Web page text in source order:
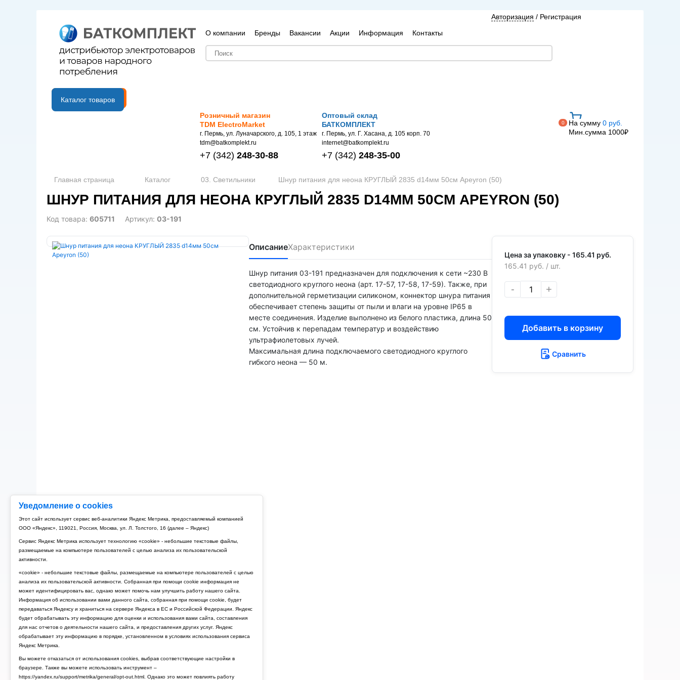
Уведомление о cookies
Этот сайт использует сервис веб-аналитики Яндекс Метрика, предоставляемый компанией
ООО «Яндекс», 119021, Россия, Москва, ул. Л. Толстого, 16 (далее – Яндекс)
Сервис Яндекс Метрика использует технологию «cookie» - небольшие текстовые файлы,
размещаемые на компьютере пользователей с целью анализа их пользовательской
активности.
«cookie» - небольшие текстовые файлы, размещаемые на компьютере пользователей с целью
анализа их пользовательской активности. Собранная при помощи cookie информация не
может идентифицировать вас, однако может помочь нам улучшить работу нашего сайта.
Информация об использовании вами данного сайта, собранная при помощи cookie, будет
передаваться Яндексу и храниться на сервере Яндекса в ЕС и Российской Федерации. Яндекс
будет обрабатывать эту информацию для оценки и использования вами сайта, составления
для нас отчетов о деятельности нашего сайта, и предоставления других услуг. Яндекс
обрабатывает эту информацию в порядке, установленном в условиях использования сервиса
Яндекс Метрика.
Вы можете отказаться от использования cookies, выбрав соответствующие настройки в
браузере. Также вы можете использовать инструмент –
https://yandex.ru/support/metrika/general/opt-out.html. Однако это может повлиять работу
О компании Бренды Вакансии Акции Информация Контакты
Авторизация / Регистрация
B2B портал
Каталог товаров
Розничный магазин
TDM ElectroMarket
г. Пермь, ул. Луначарского, д. 105, 1 этаж
tdm@batkomplekt.ru
+7 (342) 248-30-88
Оптовый склад
БАТКОМПЛЕКТ
г. Пермь, ул. Г. Хасана, д. 105 корп. 70
internet@batkomplekt.ru
+7 (342) 248-35-00
0 На сумму 0 руб.
Мин.сумма 1000₽
Главная страница Каталог 03. Светильники Шнур питания для неона КРУГЛЫЙ 2835 d14мм 50см Apeyron (50)
ШНУР ПИТАНИЯ ДЛЯ НЕОНА КРУГЛЫЙ 2835 D14ММ 50СМ APEYRON (50)
Код товара: 605711 Артикул: 03-191
ОписаниеХарактеристики
Шнур питания 03-191 предназначен для подключения к сети ~230 В
светодиодного круглого неона (арт. 17-57, 17-58, 17-59). Также, при
дополнительной герметизации силиконом, коннектор шнура питания
обеспечивает степень защиты от пыли и влаги на уровне IP65 в
месте соединения. Изделие выполнено из белого пластика, длина 50
см. Устойчив к перепадам температур и воздействию
ультрафиолетовых лучей.
Максимальная длина подключаемого светодиодного круглого
гибкого неона — 50 м.
Цена за упаковку - 165.41 руб.
165.41 руб. / шт.
- +
Добавить в корзину
Сравнить